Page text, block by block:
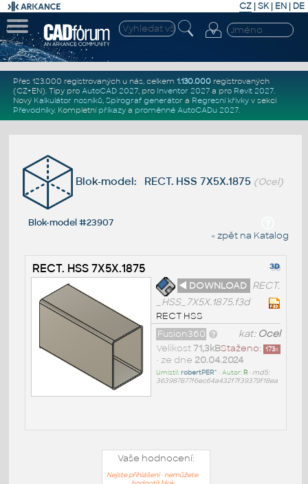
CZ | SK| EN | DE
Přes 123.000 registrovaných u nás, celkem 1.130.000registrovaných
(CZ+EN). Tipy pro AutoCAD 2027, pro Inventor 2027a pro Revit 2027.
Nový Kalkulátor nosníků, Spirograf generátor a Regresní křivkyv sekci
Převodníky. Kompletní příkazya proměnné AutoCADu 2027.
Blok-model: RECT. HSS 7X5X.1875 (Ocel)
Blok-model #23907
« zpět na Katalog
RECT. HSS 7X5X.1875
◄ DOWNLOAD RECT.
_HSS_7X5X.1875.f3d
RECT HSS
kat: Ocel
Fusion360
Staženo: 173x
Velikost 71,3kB
• ze dne 20.04.2024
Umístil:robertPER^ • Autor: R• md5:
363987877f6ec64a432f7f39379f18ea
Vaše hodnocení:
Nejste přihlášeni - nemůžete